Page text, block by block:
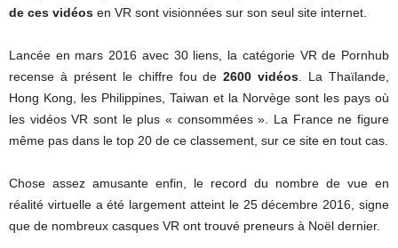
de ces vidéos en VR sont visionnées sur son seul site internet.
Lancée en mars 2016 avec 30 liens, la catégorie VR de Pornhub
recense à présent le chiffre fou de2600 vidéos . La Thaïlande,
Hong Kong, les Philippines, Taiwan et la Norvège sont les pays où
les vidéos VR sont le plus « consommées ». La France ne figure
même pas dans le top 20 de ce classement, sur ce site en tout cas.
Chose assez amusante enfin, le record du nombre de vue en
réalité virtuelle a été largement atteint le 25 décembre 2016, signe
que de nombreux casques VR ont trouvé preneurs à Noël dernier.